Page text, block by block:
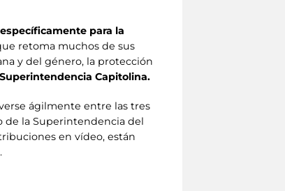
para la
retoma muchos de sus
y del género, la protección
Capitolina.
ágilmente entre las tres
de la Superintendencia del
en vídeo, están